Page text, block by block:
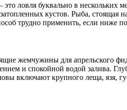
буквально в нескольких
кустов. Рыба, стоящая
трудно применить, если ниже
жемчужины для апрельского
и спокойной водой залива.
включают крупного леща, язя,